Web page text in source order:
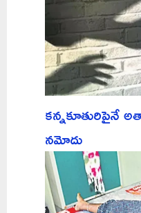
కన్నకూతురిపైనే
నమోదు